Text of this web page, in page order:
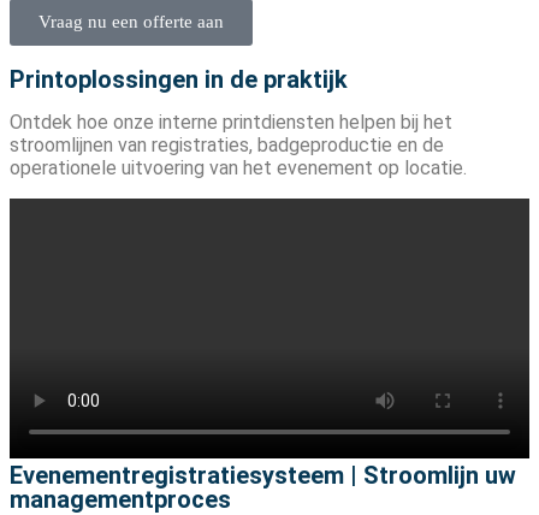
Vraag nu een offerte aan
Printoplossingen in de praktijk
Ontdek hoe onze interne printdiensten helpen bij het
stroomlijnen van registraties, badgeproductie en de
operationele uitvoering van het evenement op locatie.
Evenementregistratiesysteem | Stroomlijn uw
managementproces